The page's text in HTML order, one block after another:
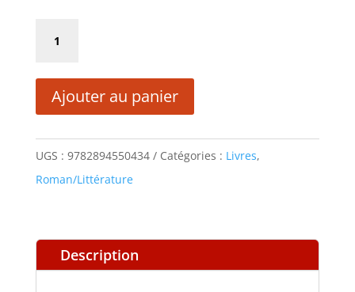
12,00 €.6,00 €.
HISTOIRES
ROUGIR
DAVANTAGE
Ajouter au panier
UGS : 9782894550434 Catégories : Livres,
Roman/Littérature
Description